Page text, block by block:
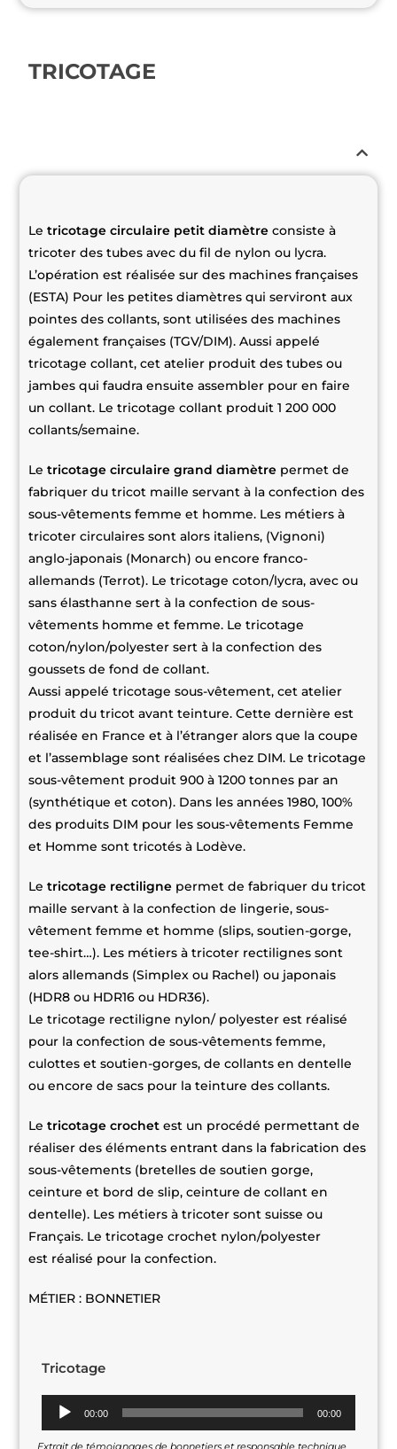
TRICOTAGE
Le tricotage circulaire petit diamètre consiste à
tricoter des tubes avec du fil de nylon ou lycra.
L’opération est réalisée sur des machines françaises
(ESTA) Pour les petites diamètres qui serviront aux
pointes des collants, sont utilisées des machines
également françaises (TGV/DIM). Aussi appelé
tricotage collant, cet atelier produit des tubes ou
jambes qui faudra ensuite assembler pour en faire
un collant. Le tricotage collant produit 1 200 000
collants/semaine.
Letricotage circulaire grand diamètre permet de
fabriquer du tricot maille servant à la confection des
sous-vêtements femme et homme. Les métiers à
tricoter circulaires sont alors italiens, (Vignoni)
anglo-japonais (Monarch) ou encore franco-
allemands (Terrot). Le tricotage coton/lycra, avec ou
sans élasthanne sert à la confection de sous-
vêtements homme et femme. Le tricotage
coton/nylon/polyester sert à la confection des
goussets de fond de collant.
Aussi appelé tricotage sous-vêtement, cet atelier
produit du tricot avant teinture. Cette dernière est
réalisée en France et à l’étranger alors que la coupe
et l’assemblage sont réalisées chez DIM. Le tricotage
sous-vêtement produit 900 à 1200 tonnes par an
(synthétique et coton). Dans les années 1980, 100%
des produits DIM pour les sous-vêtements Femme
et Homme sont tricotés à Lodève.
Letricotage rectiligne permet de fabriquer du tricot
maille servant à la confection de lingerie, sous-
vêtement femme et homme (slips, soutien-gorge,
tee-shirt…). Les métiers à tricoter rectilignes sont
alors allemands (Simplex ou Rachel) ou japonais
(HDR8 ou HDR16 ou HDR36).
Le tricotage rectiligne nylon/ polyester est réalisé
pour la confection de sous-vêtements femme,
culottes et soutien-gorges, de collants en dentelle
ou encore de sacs pour la teinture des collants.
Letricotage crochet est un procédé permettant de
réaliser des éléments entrant dans la fabrication des
sous-vêtements (bretelles de soutien gorge,
ceinture et bord de slip, ceinture de collant en
dentelle). Les métiers à tricoter sont suisse ou
Français. Le tricotage crochet nylon/polyester
est réalisé pour la confection.
MÉTIER : BONNETIER
Tricotage
Lecteur
audio
00:00 00:00
Extrait de témoignages de bonnetiers et responsable technique